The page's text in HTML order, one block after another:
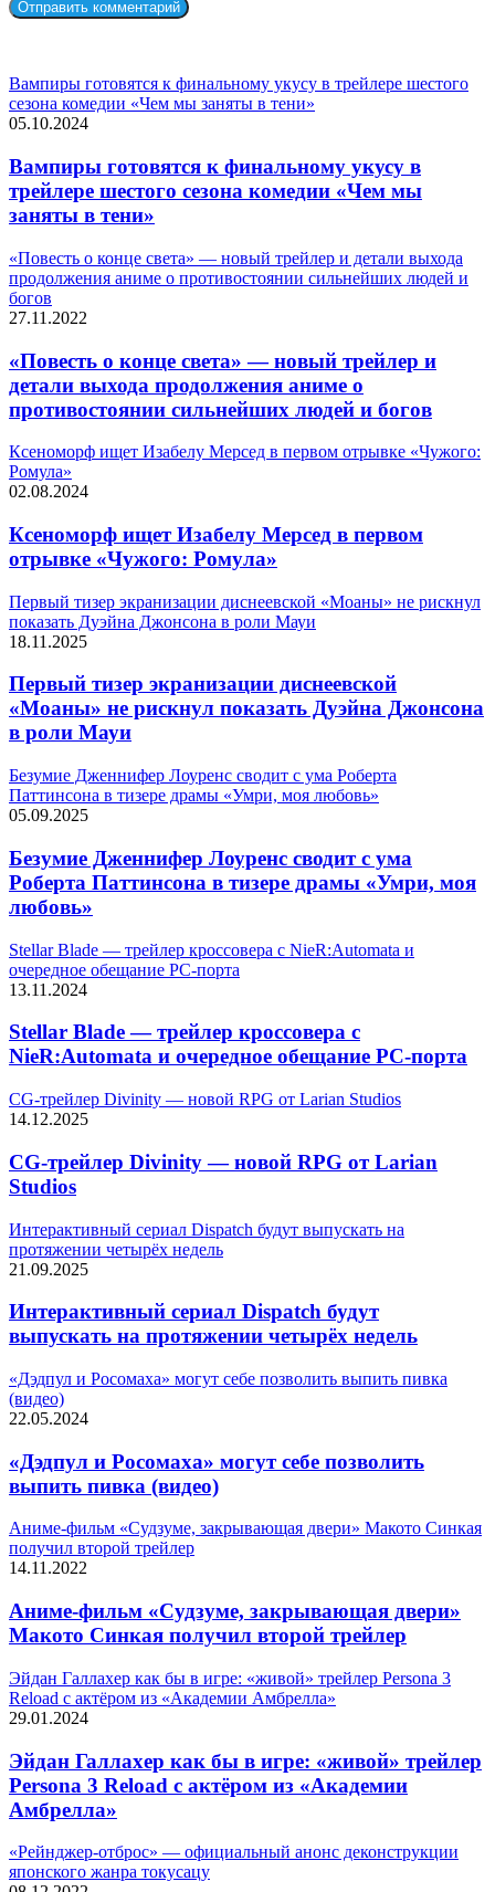
Вампиры готовятся к финальному укусу в трейлере шестого
сезона комедии «Чем мы заняты в тени»
05.10.2024
Вампиры готовятся к финальному укусу в
трейлере шестого сезона комедии «Чем мы
заняты в тени»
«Повесть о конце света» — новый трейлер и детали выхода
продолжения аниме о противостоянии сильнейших людей и
богов
27.11.2022
«Повесть о конце света» — новый трейлер и
детали выхода продолжения аниме о
противостоянии сильнейших людей и богов
Ксеноморф ищет Изабелу Мерсед в первом отрывке «Чужого:
Ромула»
02.08.2024
Ксеноморф ищет Изабелу Мерсед в первом
отрывке «Чужого: Ромула»
Первый тизер экранизации диснеевской «Моаны» не рискнул
показать Дуэйна Джонсона в роли Мауи
18.11.2025
Первый тизер экранизации диснеевской
«Моаны» не рискнул показать Дуэйна Джонсона
в роли Мауи
Безумие Дженнифер Лоуренс сводит с ума Роберта
Паттинсона в тизере драмы «Умри, моя любовь»
05.09.2025
Безумие Дженнифер Лоуренс сводит с ума
Роберта Паттинсона в тизере драмы «Умри, моя
любовь»
Stellar Blade — трейлер кроссовера с NieR:Automata и
очередное обещание PC-порта
13.11.2024
Stellar Blade — трейлер кроссовера с
NieR:Automata и очередное обещание PC-порта
CG-трейлер Divinity — новой RPG от Larian Studios
14.12.2025
CG-трейлер Divinity — новой RPG от Larian
Studios
Интерактивный сериал Dispatch будут выпускать на
протяжении четырёх недель
21.09.2025
Интерактивный сериал Dispatch будут
выпускать на протяжении четырёх недель
«Дэдпул и Росомаха» могут себе позволить выпить пивка
(видео)
22.05.2024
«Дэдпул и Росомаха» могут себе позволить
выпить пивка (видео)
Аниме-фильм «Судзуме, закрывающая двери» Макото Синкая
получил второй трейлер
14.11.2022
Аниме-фильм «Судзуме, закрывающая двери»
Макото Синкая получил второй трейлер
Эйдан Галлахер как бы в игре: «живой» трейлер Persona 3
Reload с актёром из «Академии Амбрелла»
29.01.2024
Эйдан Галлахер как бы в игре: «живой» трейлер
Persona 3 Reload с актёром из «Академии
Амбрелла»
«Рейнджер-отброс» — официальный анонс деконструкции
японского жанра токусацу